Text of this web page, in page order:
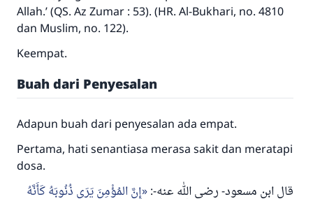
Allah.’(QS. Az Zumar : 53). (HR. Al-Bukhari, no. 4810
dan Muslim, no. 122).
Keempat.
Buah dari Penyesalan
Adapun buah dari penyesalan ada empat.
Pertama, hati senantiasa merasa sakit dan meratapi
dosa.
قال ابن مسعود- رضي الله عنه-:
إِنَّ المُؤْمِنَ يَرَى ذُنُوبَهُ كَأَنَّهُ
meka dia akan mendapatkan pahala yang
sama dengan orang yang melakukannya"
Saham